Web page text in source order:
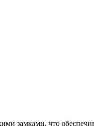
замками, что